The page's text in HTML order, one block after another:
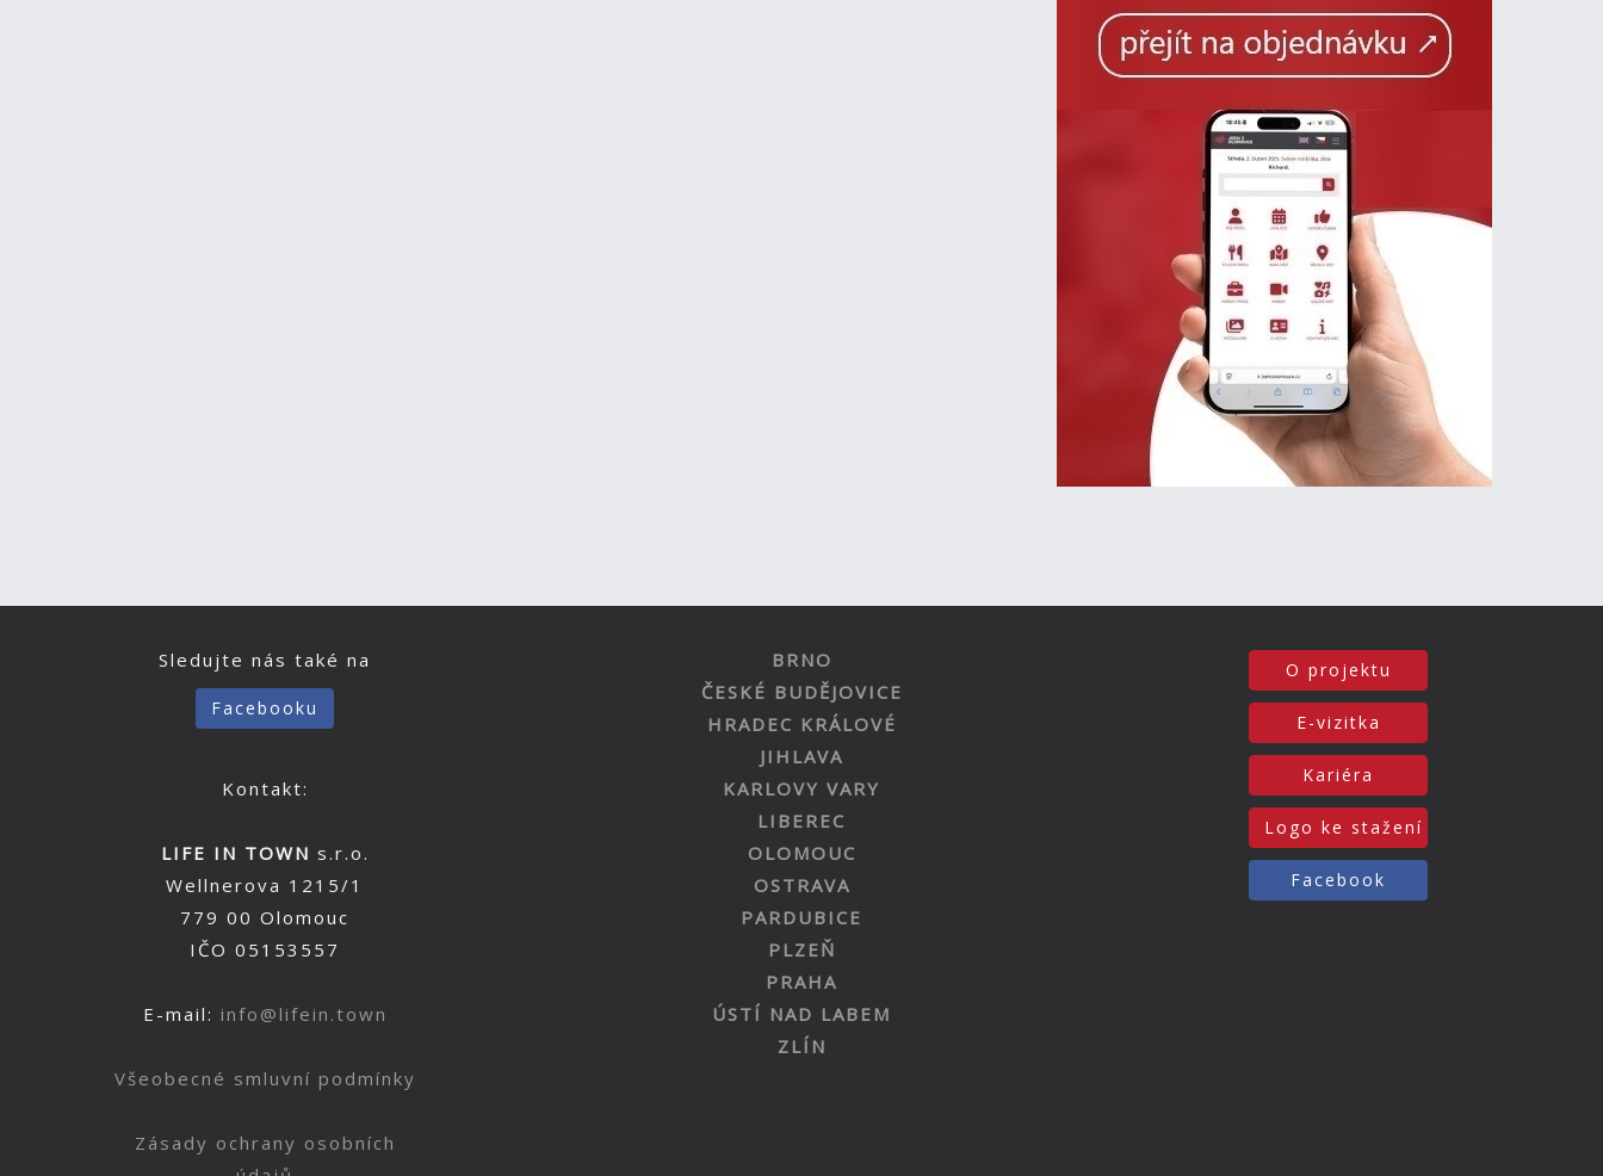
Sledujte nás také na
Facebooku
Kontakt:
LIFE IN TOWN s.r.o.
Wellnerova 1215/1
779 00 Olomouc
IČO 05153557
E-mail: info@lifein.town
Všeobecné smluvní podmínky
Zásady ochrany osobních
BRNO
ČESKÉ BUDĚJOVICE
HRADEC KRÁLOVÉ
JIHLAVA
KARLOVY VARY
LIBEREC
OLOMOUC
OSTRAVA
PARDUBICE
PLZEŇ
PRAHA
ÚSTÍ NAD LABEM
ZLÍN
O projektu
E-vizitka
Kariéra
Logo ke stažení
Facebook